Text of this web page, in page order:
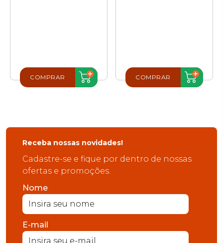
COMPRAR COMPRAR
Receba nossas novidades!
Cadastre-se e fique por dentro de nossas
ofertas e promoções.
Nome
E-mail